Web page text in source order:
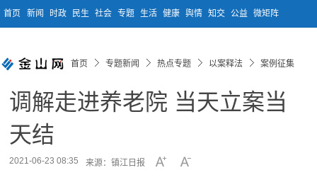
首页 新闻 时政 民生 社会 专题 生活 健康 舆情 知交 公益 微矩阵
首页 专题新闻 热点专题 以案释法 案例征集
调解走进养老院 当天立案当
天结
2021-06-23 08:35 来源：镇江日报